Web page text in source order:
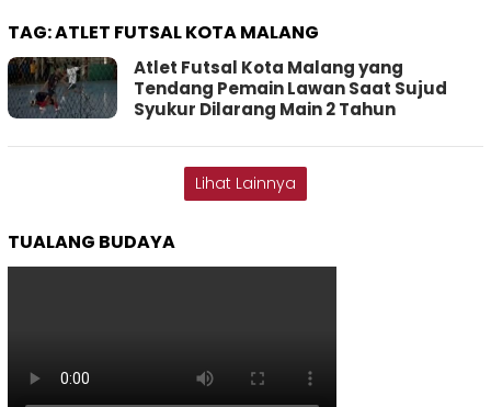
TAG:ATLET FUTSAL KOTA MALANG
Atlet Futsal Kota Malang yang
Tendang Pemain Lawan Saat Sujud
Syukur Dilarang Main 2 Tahun
Lihat Lainnya
TUALANG BUDAYA